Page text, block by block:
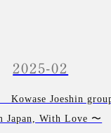
2025-02
Kowase Joeshin
Japan, With Love 〜